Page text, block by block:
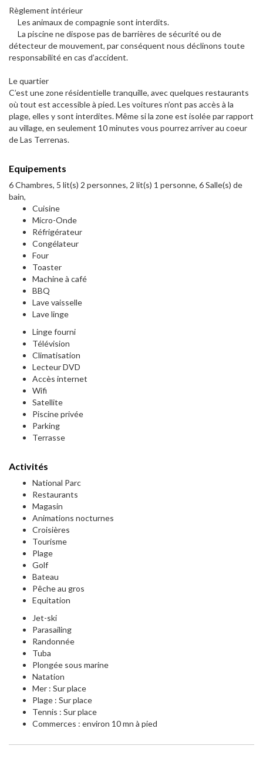
Règlement intérieur
Les animaux de compagnie sont interdits.
La piscine ne dispose pas de barrières de sécurité ou de
détecteur de mouvement, par conséquent nous déclinons toute
responsabilité en cas d’accident.
Le quartier
C’est une zone résidentielle tranquille, avec quelques restaurants
où tout est accessible à pied. Les voitures n’ont pas accès à la
plage, elles y sont interdites. Même si la zone est isolée par rapport
au village, en seulement 10 minutes vous pourrez arriver au coeur
de Las Terrenas.
Equipements
6 Chambres, 5 lit(s) 2 personnes, 2 lit(s) 1 personne, 6 Salle(s) de
bain,
Cuisine
Micro-Onde
Réfrigérateur
Congélateur
Four
Toaster
Machine à café
BBQ
Lave vaisselle
Lave linge
Linge fourni
Télévision
Climatisation
Lecteur DVD
Accès internet
Wifi
Satellite
Piscine privée
Parking
Terrasse
Activités
National Parc
Restaurants
Magasin
Animations nocturnes
Croisières
Tourisme
Plage
Golf
Bateau
Pêche au gros
Equitation
Jet-ski
Parasailing
Randonnée
Tuba
Plongée sous marine
Natation
Mer : Sur place
Plage : Sur place
Tennis : Sur place
Commerces : environ 10 mn à pied